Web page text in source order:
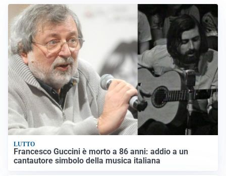
LUTTO
Francesco Guccini è morto a 86 anni: addio a un
cantautore simbolo della musica italiana